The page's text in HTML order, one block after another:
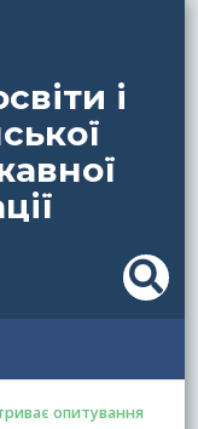
і
опитування